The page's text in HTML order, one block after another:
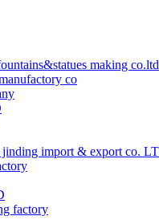
making co.ltd
co
jinding import & export co.
factory